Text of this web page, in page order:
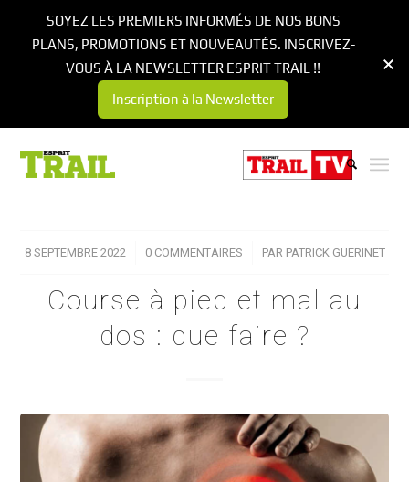
8 SEPTEMBRE 2022
/ 0 COMMENTAIRES
/ PAR PATRICK GUERINET
Course à pied et mal au
dos : que faire ?
SOYEZ LES PREMIERS INFORMÉS DE NOS BONS
PLANS, PROMOTIONS ET NOUVEAUTÉS. INSCRIVEZ-
VOUS À LA NEWSLETTER ESPRIT TRAIL !!
Inscription à la Newsletter